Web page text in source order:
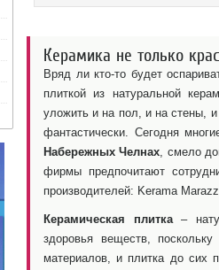
Керамика не только
Вряд ли кто-то будет
плиткой из натуральной
уложить и на пол, и на стены,
фантастически. Сегодня
Набережных Челнах, смело
фирмы предпочитают
производителей: Kerama
Керамическая плитка–
здоровья веществ,
материалов, и плитка до сих